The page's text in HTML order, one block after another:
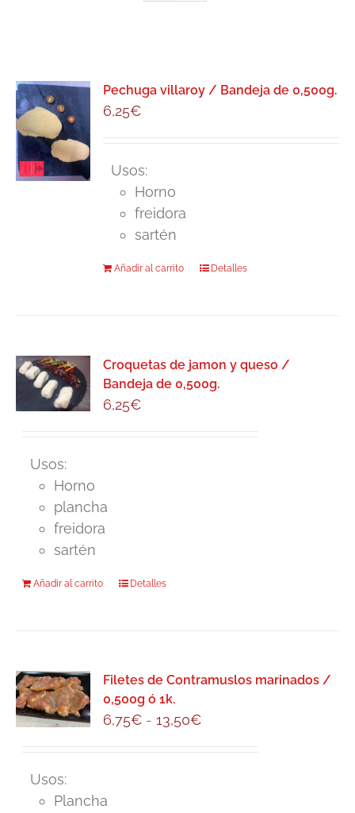
Pechuga villaroy / Bandeja de 0,500g.
6,25€
Usos:
Horno
freidora
sartén
Añadir al carrito Detalles
Croquetas de jamon y queso /
Bandeja de 0,500g.
6,25€
Usos:
Horno
plancha
freidora
sartén
Añadir al carrito Detalles
Filetes de Contramuslos marinados /
0,500g ó 1k.
6,75€ - 13,50€Rango
Usos:
Plancha